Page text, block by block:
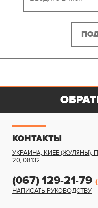
КОНТАКТЫ
УКРАИНА, КИЕВ (ЖУЛЯНЫ),
20,08132
(067) 129-21-79
НАПИСАТЬ РУКОВОДСТВУ